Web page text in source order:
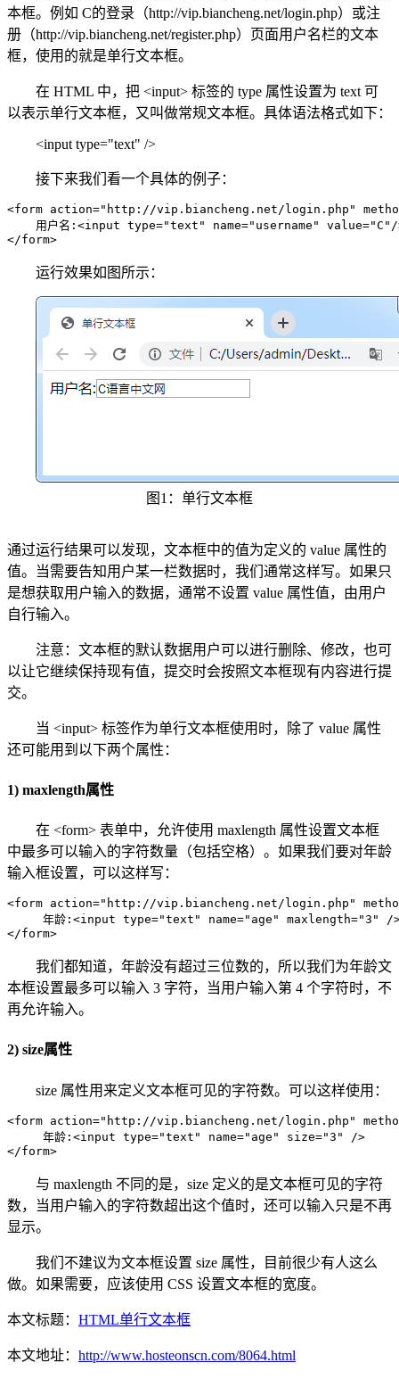
本框。例如 C的登录（http://vip.biancheng.net/login.php）或注
册（http://vip.biancheng.net/register.php）页面用户名栏的文本
框，使用的就是单行文本框。
在 HTML 中，把 <input> 标签的 type 属性设置为 text 可
以表示单行文本框，又叫做常规文本框。具体语法格式如下：
<input type="text" />
接下来我们看一个具体的例子：
<form action="http://vip.biancheng.net/login.php"
用户名:<input type="text" name="username"
</form>
运行效果如图所示：
图1：单行文本框
通过运行结果可以发现，文本框中的值为定义的 value 属性的
值。当需要告知用户某一栏数据时，我们通常这样写。如果只
是想获取用户输入的数据，通常不设置 value 属性值，由用户
自行输入。
注意：文本框的默认数据用户可以进行删除、修改，也可
以让它继续保持现有值，提交时会按照文本框现有内容进行提
交。
当 <input> 标签作为单行文本框使用时，除了 value 属性
还可能用到以下两个属性：
1) maxlength属性
在 <form> 表单中，允许使用 maxlength 属性设置文本框
中最多可以输入的字符数量（包括空格）。如果我们要对年龄
输入框设置，可以这样写：
<form action="http://vip.biancheng.net/login.php"
年龄:<input type="text" name="age" maxlength="3" /
</form>
我们都知道，年龄没有超过三位数的，所以我们为年龄文
本框设置最多可以输入 3 字符，当用户输入第 4 个字符时，不
再允许输入。
2) size属性
size 属性用来定义文本框可见的字符数。可以这样使用：
<form action="http://vip.biancheng.net/login.php"
     年龄:<input type="text" name="age" size="3" />
</form>
与 maxlength 不同的是，size 定义的是文本框可见的字符
数，当用户输入的字符数超出这个值时，还可以输入只是不再
显示。
我们不建议为文本框设置 size 属性，目前很少有人这么
做。如果需要，应该使用 CSS 设置文本框的宽度。
本文标题： HTML单行文本框
本文地址： http://www.hosteonscn.com/8064.html